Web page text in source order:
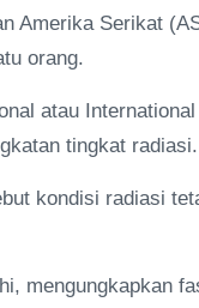
Amerika Serikat
orang.
atau
tingkat radiasi.
kondisi radiasi
mengungkapkan